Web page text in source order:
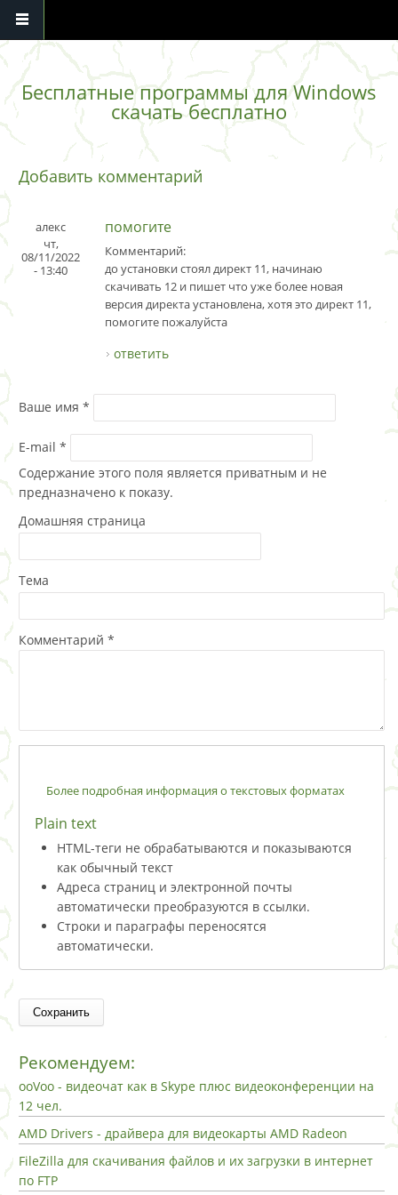
Перейти к основному содержанию
Бесплатные программы для Windows
скачать бесплатно
Добавить комментарий
алекс
чт,
08/11/2022
- 13:40
помогите
Комментарий:
до установки стоял директ 11, начинаю
скачивать 12 и пишет что уже более новая
версия директа установлена, хотя это директ 11,
помогите пожалуйста
ответить
Ваше имя *
E-mail *
Содержание этого поля является приватным и не
предназначено к показу.
Домашняя страница
Тема
Комментарий *
Более подробная информация о текстовых форматах
Plain text
HTML-теги не обрабатываются и показываются
как обычный текст
Адреса страниц и электронной почты
автоматически преобразуются в ссылки.
Строки и параграфы переносятся
автоматически.
Рекомендуем:
ooVoo - видеочат как в Skype плюс видеоконференции на
12 чел.
AMD Drivers - драйвера для видеокарты AMD Radeon
FileZilla для скачивания файлов и их загрузки в интернет
по FTP